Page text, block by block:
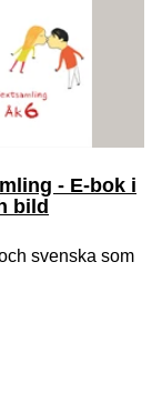
- E-bok i
bild
svenska som